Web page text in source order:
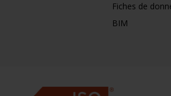
Fiches de
BIM